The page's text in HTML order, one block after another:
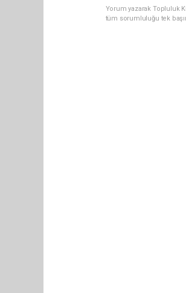
Yorum yazarak Topluluk
tüm sorumluluğu tek